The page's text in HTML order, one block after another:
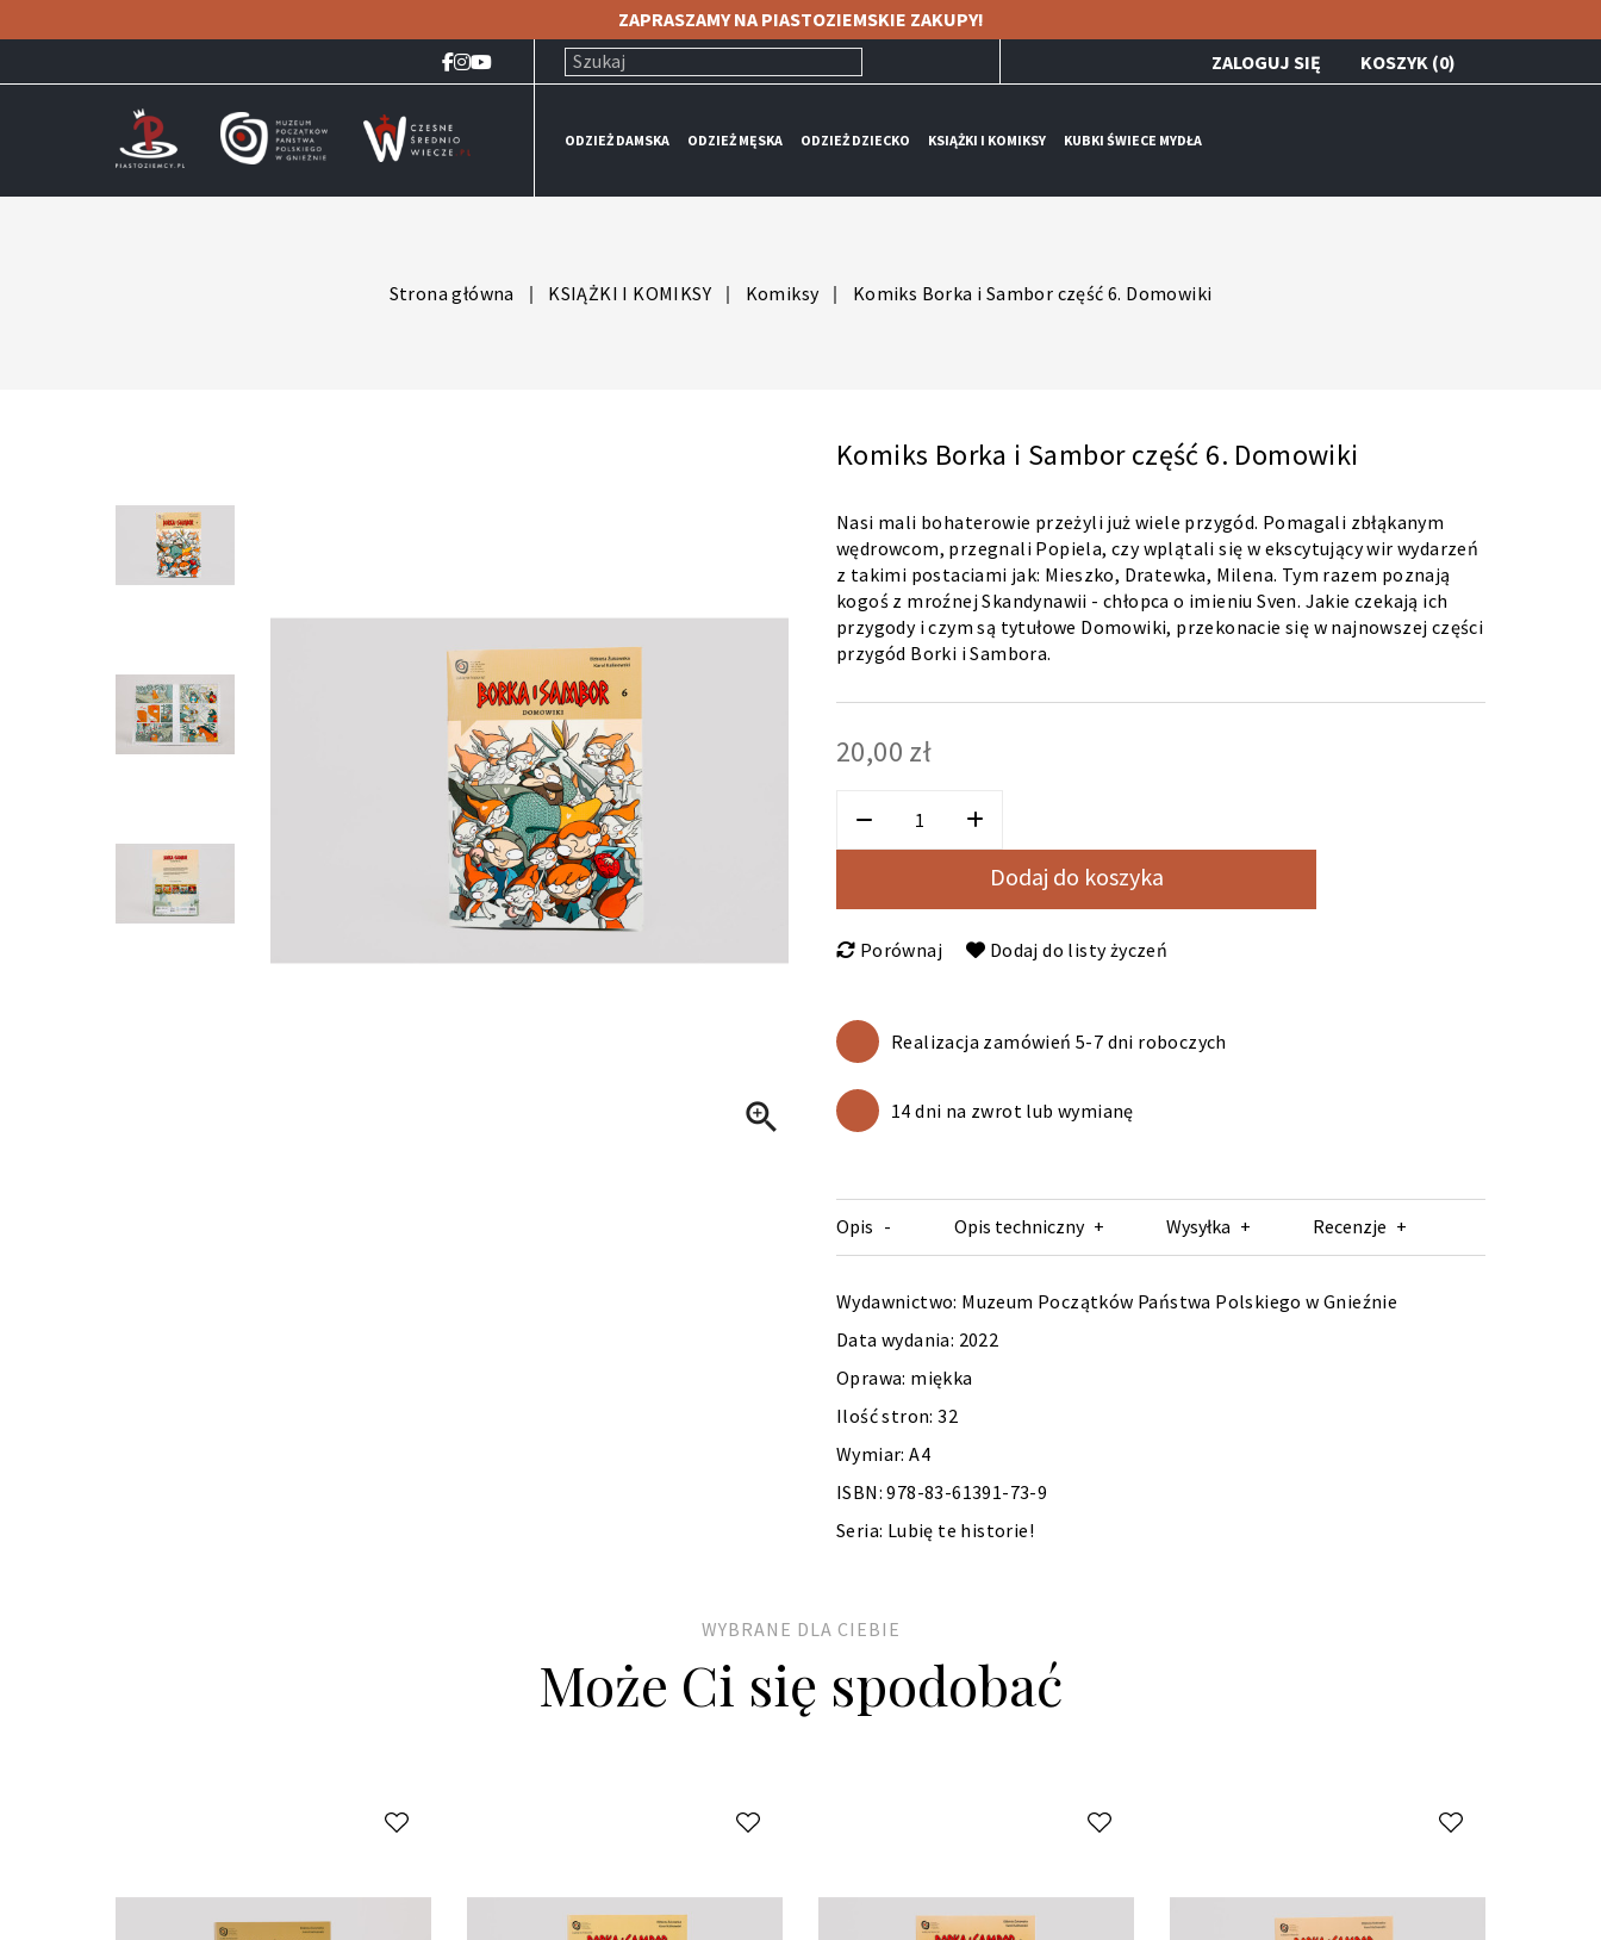
ZAPRASZAMY NA PIASTOZIEMSKIE ZAKUPY!
ZALOGUJ SIĘ
KOSZYK (0)
ODZIEŻ DAMSKA ODZIEŻ MĘSKA ODZIEŻ DZIECKO KSIĄŻKI I KOMIKSY KUBKI ŚWIECE MYDŁA
Strona główna KSIĄŻKI I KOMIKSY Komiksy Komiks Borka i Sambor część 6. Domowiki

Komiks Borka i Sambor część 6. Domowiki
Nasi mali bohaterowie przeżyli już wiele przygód. Pomagali zbłąkanym
wędrowcom, przegnali Popiela, czy wplątali się w ekscytujący wir wydarzeń
z takimi postaciami jak: Mieszko, Dratewka, Milena. Tym razem poznają
kogoś z mroźnej Skandynawii - chłopca o imieniu Sven. Jakie czekają ich
przygody i czym są tytułowe Domowiki, przekonacie się w najnowszej części
przygód Borki i Sambora.
20,00 zł
Dodaj do koszyka
Porównaj Dodaj do listy życzeń
Realizacja zamówień 5-7 dni roboczych
14 dni na zwrot lub wymianę
Opis Opis techniczny Wysyłka Recenzje
Wydawnictwo: Muzeum Początków Państwa Polskiego w Gnieźnie
Data wydania: 2022
Oprawa: miękka
Ilość stron: 32
Wymiar: A4
ISBN: 978-83-61391-73-9
Seria: Lubię te historie!
WYBRANE DLA CIEBIE
Może Ci się spodobać